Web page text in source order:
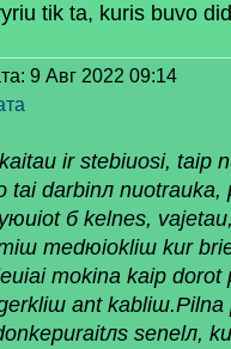
tik ta, kuris buvo
9 Авг 2022 09:14
ir stebiuosi, taip
tai darbinл
б kelnes,
medюiokliш kur
mokina kaip
ant kabliш.Pilna
senelл,